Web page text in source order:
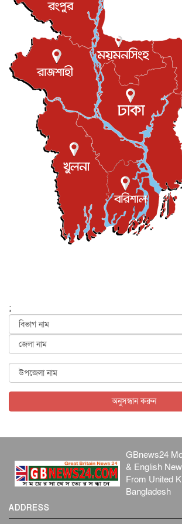
বস্তিতে কেটেছে শৈশব, আজ মুম্বাইয়ে
বিনোদন
যুক্তরাজ্যে বসবাসরত জাতীয়তাবাদী
সভা...
ইউকে কমিউনিটি
প্রধানমন্ত্রীকে সৌদি আরব সফরের
জাতীয়
জুলাই গণ-অভ্যুত্থান দিবস আজ, স্মরণে
জাতীয়
জনগণ পরিবর্তন চেয়েছে বলেই
বেনজীর আহমেদের সঙ্গে পরীমনির
মাহম...
জাতীয়
হরমুজ নিয়ে ইরান-মার্কিন চুক্তি হতে
পৃথিবীর দিকে আসছে বিধ্বংসী বস্তু,
আন্তর্জাতিক
কেনিয়ায় ১৫ হাতির রহস্যজনক মৃত্যু,
আন্তর্জাতিক
;
অনুসন্ধান করুন
GBnews24
& English
From United
Bangladesh
ADDRESS